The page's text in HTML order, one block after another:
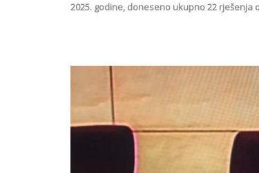
2025. godine, doneseno ukupno 22 rješenja